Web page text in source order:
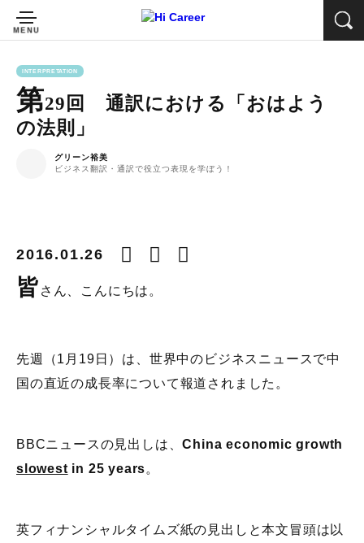
INTERPRETATION
第29回 通訳における「おはよう
の法則」
グリーン裕美
ビジネス翻訳・通訳で役立つ表現を学ぼう！
2016.01.26
皆 さん、こんにちは。
先週（1月19日）は、世界中のビジネスニュースで中
国の直近の成長率について報道されました。
BBCニュースの見出しは、China economic growth
slowest in 25 years。
英フィナンシャルタイムズ紙の見出しと本文冒頭は以